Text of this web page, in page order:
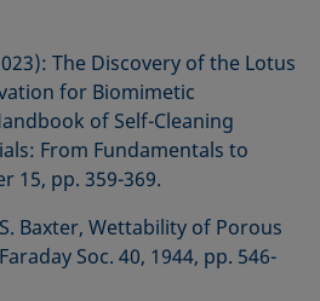
The Discovery of the Lotus
for Biomimetic
of Self-Cleaning
From Fundamentals to
15, pp. 359-369.
Baxter, Wettability of Porous
Soc. 40, 1944, pp. 546-